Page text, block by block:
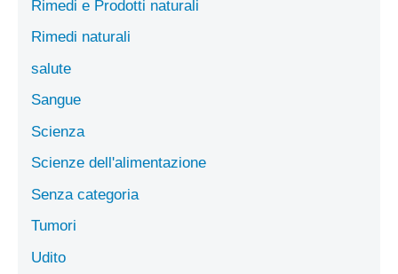
Rimedi e Prodotti naturali
Rimedi naturali
salute
Sangue
Scienza
Scienze dell'alimentazione
Senza categoria
Tumori
Udito